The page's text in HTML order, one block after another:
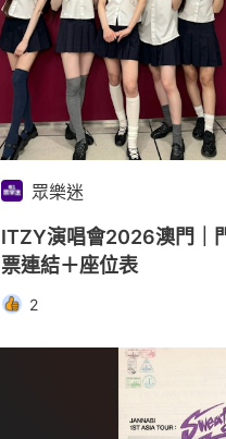
眾樂迷
ITZY演唱會2026澳門｜
票連結＋座位表
2